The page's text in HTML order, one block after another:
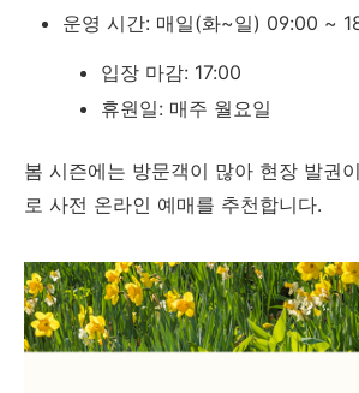
운영 시간: 매일(화~일) 09:00 ~
입장 마감: 17:00
휴원일: 매주 월요일
봄 시즌에는 방문객이 많아 현장 발권
로 사전 온라인 예매를 추천합니다.